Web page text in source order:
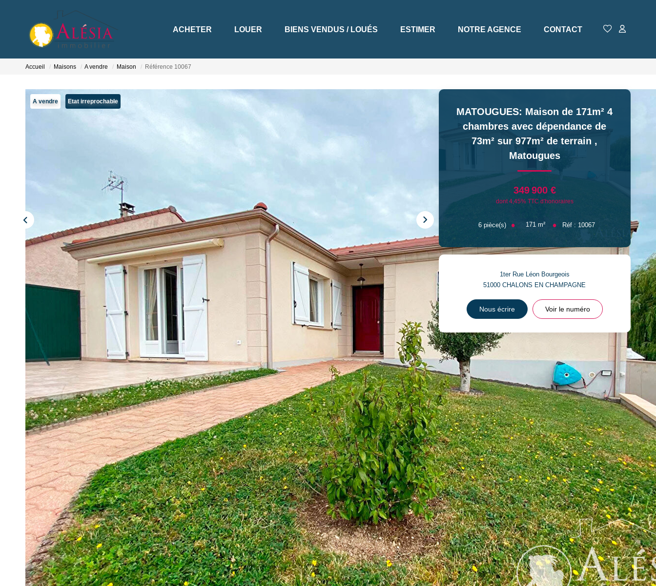
ACHETER LOUER BIENS VENDUS / LOUÉS ESTIMER NOTRE AGENCE CONTACT
Accueil Maisons A vendre Maison Référence 10067
A vendre Etat irreprochable
Description
Réf : 10067
Réf. 10067. MATOUGUES
Maison individuelle de qualité avec dépendance. Plus de 170 m² habitables sur 977 m² de terrain.
Située dans un environnement agréable, cette belle maison individuelle de construction traditionnelle de 2003 saura vous
séduire par ses volumes généreux et ses prestations de confort.
Édifiée sur un sous-sol complet avec garage et porte motorisée, elle développe plus de 170 m² habitables. Vous découvrirez
une vaste et lumineuse pièce de vie avec séjour agrémenté d'un poêle à granulés, une cuisine conviviale, 4 belles chambres
ainsi qu'une spacieuse salle de bain, idéale pour une famille.
La maison bénéficie d'équipements de qualité offrant un confort optimal en toutes saisons : chauffage par plancher chauffant,
climatisation réversible et poêle à granulés.
L'ensemble est implanté sur une parcelle de 977 m², permettant de profiter pleinement des extérieurs.
Véritable atout de cette propriété, une dépendance de 73 m² offre de nombreuses possibilités : activité artisanale, profession
libérale, espace de stockage ou encore création d'une habitation annexe indépendante.
Classe énergétique : C
MATOUGUES: Maison de 171m² 4
chambres avec dépendance de
73m² sur 977m² de terrain ,
Matougues
349 900 €
dont 4,45% TTC d'honoraires
6 pièce(s) 171 m² Réf : 10067
1ter Rue Léon Bourgeois
51000CHALONS EN CHAMPAGNE
Nous écrire Voir le numéro